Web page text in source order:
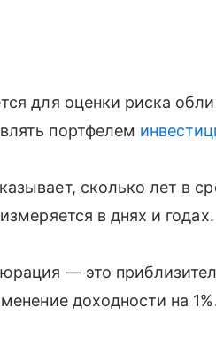
для оценки риска
портфелем
сколько лет в
в днях и годах.
— это
доходности на